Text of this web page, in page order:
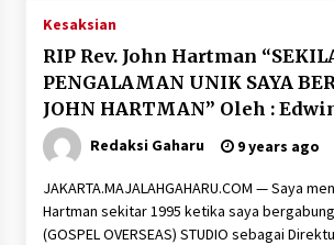
Kesaksian
RIP Rev. John Hartman
PENGALAMAN UNIK SAYA
JOHN HARTMAN” Oleh :
Rondonuwu
Redaksi Gaharu 9 years ago
JAKARTA.MAJALAHGAHARU.COM — Saya
Hartman sekitar 1995 ketika saya
(GOSPEL OVERSEAS) STUDIO sebagai